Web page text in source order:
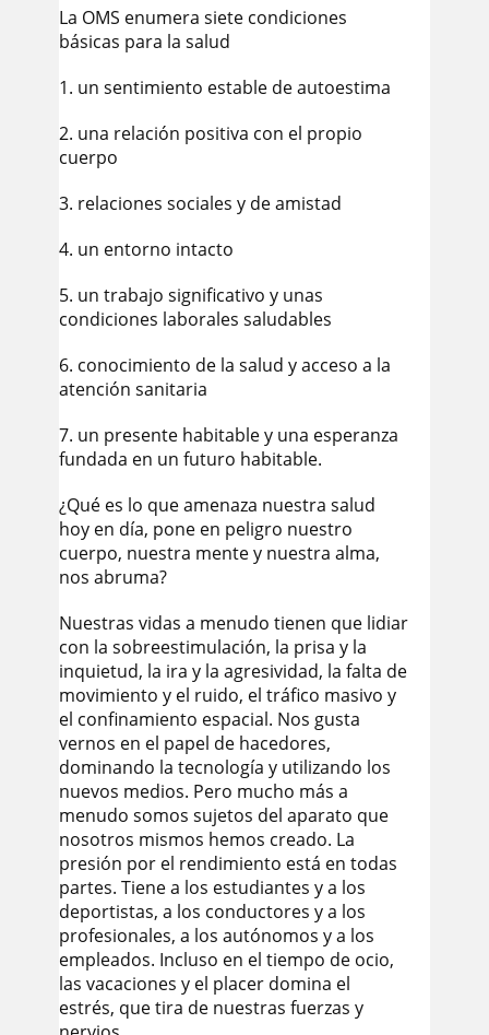
La OMS enumera siete condiciones
básicas para la salud
1. un sentimiento estable de autoestima
2. una relación positiva con el propio
cuerpo
3. relaciones sociales y de amistad
4. un entorno intacto
5. un trabajo significativo y unas
condiciones laborales saludables
6. conocimiento de la salud y acceso a la
atención sanitaria
7. un presente habitable y una esperanza
fundada en un futuro habitable.
¿Qué es lo que amenaza nuestra salud
hoy en día, pone en peligro nuestro
cuerpo, nuestra mente y nuestra alma,
nos abruma?
Nuestras vidas a menudo tienen que lidiar
con la sobreestimulación, la prisa y la
inquietud, la ira y la agresividad, la falta de
movimiento y el ruido, el tráfico masivo y
el confinamiento espacial. Nos gusta
vernos en el papel de hacedores,
dominando la tecnología y utilizando los
nuevos medios. Pero mucho más a
menudo somos sujetos del aparato que
nosotros mismos hemos creado. La
presión por el rendimiento está en todas
partes. Tiene a los estudiantes y a los
deportistas, a los conductores y a los
profesionales, a los autónomos y a los
empleados. Incluso en el tiempo de ocio,
las vacaciones y el placer domina el
estrés, que tira de nuestras fuerzas y